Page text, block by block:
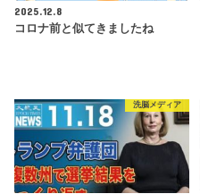
2025.12.8
コロナ前と似てきましたね
洗脳メディア